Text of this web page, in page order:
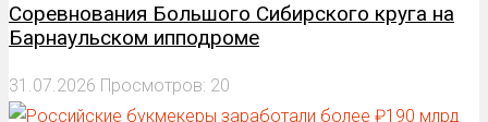
Соревнования Большого Сибирского круга на
Барнаульском ипподроме
31.07.2026 Просмотров: 20